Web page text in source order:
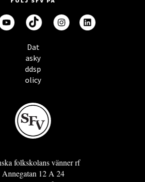
Dat
asky
ddsp
olicy
folkskolans vänner rf
Annegatan 12 A 24